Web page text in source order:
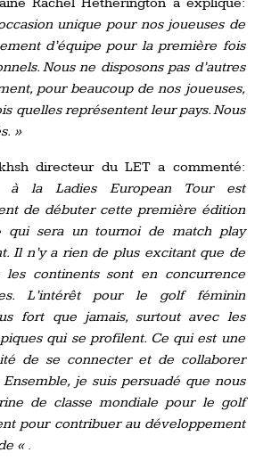
Rachel Hetherington a expliqué:
unique pour nos joueuses de
d’équipe pour la première fois
Nous ne disposons pas d’autres
pour beaucoup de nos joueuses,
quelles représentent leur pays. Nous
»
directeur du LET a commenté:
la Ladies European Tour est
de débuter cette première édition
qui sera un tournoi de match play
Il n’y a rien de plus excitant que de
continents sont en concurrence
L’intérêt pour le golf féminin
fort que jamais, surtout avec les
qui se profilent. Ce qui est une
de se connecter et de collaborer
je suis persuadé que nous
de classe mondiale pour le golf
pour contribuer au développement
« .